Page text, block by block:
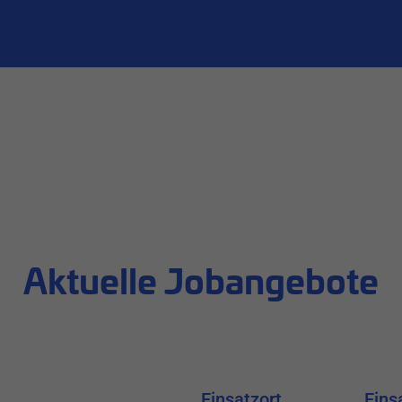
Aktuelle Jobangebote